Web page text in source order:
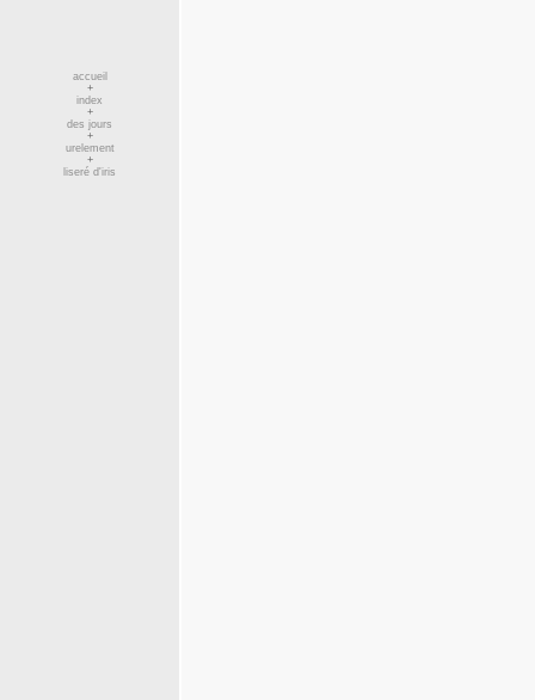
accueil
+
index
+
des jours
+
urelement
+
liseré d'iris